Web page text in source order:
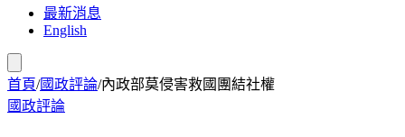
最新消息
English
首頁/國政評論/內政部莫侵害救國團結社權
國政評論